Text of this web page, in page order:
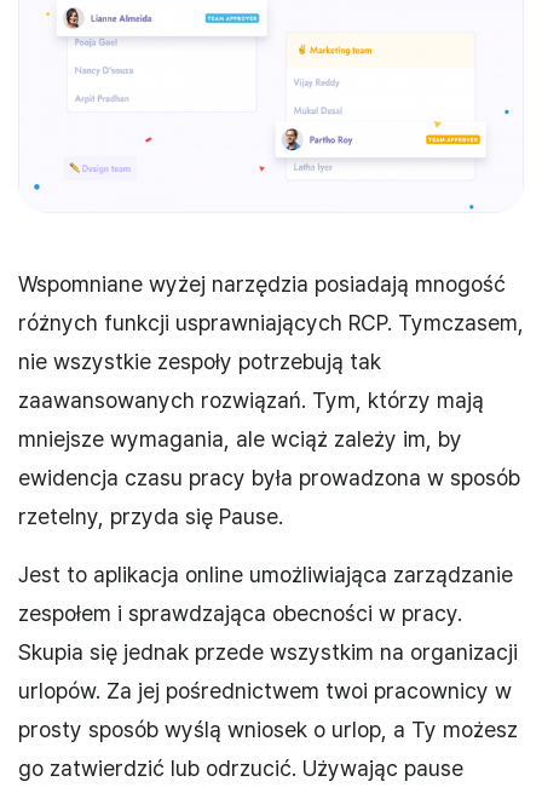
Wspomniane wyżej narzędzia posiadają mnogość
różnych funkcji usprawniających RCP. Tymczasem,
nie wszystkie zespoły potrzebują tak
zaawansowanych rozwiązań. Tym, którzy mają
mniejsze wymagania, ale wciąż zależy im, by
ewidencja czasu pracy była prowadzona w sposób
rzetelny, przyda się Pause.
Jest to aplikacja online umożliwiająca zarządzanie
zespołem i sprawdzająca obecności w pracy.
Skupia się jednak przede wszystkim na organizacji
urlopów. Za jej pośrednictwem twoi pracownicy w
prosty sposób wyślą wniosek o urlop, a Ty możesz
go zatwierdzić lub odrzucić. Używając pause